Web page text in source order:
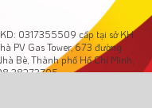
0317355509 cấp tại sở KH
PV Gas Tower, 673 đường
Bè, Thành phố Hồ Chí Minh,
38273795